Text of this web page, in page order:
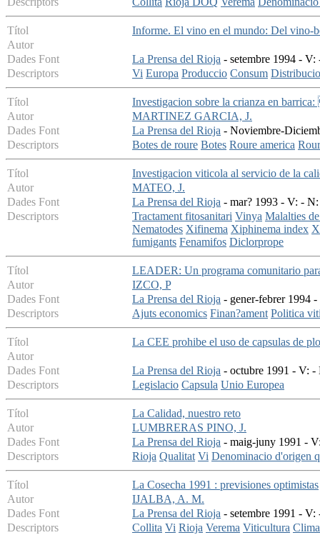
Títol
Informe. El vino en el mundo: Del vino-
Autor
Dades Font
La Prensa del Rioja - setembre 1994 -
Descriptors
Vi Europa Produccio Consum Distribucio
Títol
Investigacion sobre la crianza en
Autor
MARTINEZ GARCIA, J.
Dades Font
La Prensa del Rioja - Noviembre-
Descriptors
Botes de roure Botes Roure america
Títol
Investigacion viticola al servicio de la
Autor
MATEO, J.
Dades Font
La Prensa del Rioja - mar? 1993 - V: -
Descriptors
Tractament fitosanitari Vinya Malalties
Nematodes Xifinema Xiphinema index
fumigants Fenamifos Diclorprope
Títol
LEADER: Un programa comunitario
Autor
IZCO, P
Dades Font
La Prensa del Rioja - gener-febrer 1994
Descriptors
Ajuts economics Finan?ament Politica
Títol
La CEE prohibe el uso de capsulas de
Autor
Dades Font
La Prensa del Rioja - octubre 1991 - V: -
Descriptors
Legislacio Capsula Unio Europea
Títol
La Calidad, nuestro reto
Autor
LUMBRERAS PINO, J.
Dades Font
La Prensa del Rioja - maig-juny 1991 -
Descriptors
Rioja Qualitat Vi Denominacio d'origen
Títol
La Cosecha 1991 : previsiones optimistas
Autor
IJALBA, A. M.
Dades Font
La Prensa del Rioja - setembre 1991 -
Descriptors
Collita Vi Rioja Verema Viticultura Clima